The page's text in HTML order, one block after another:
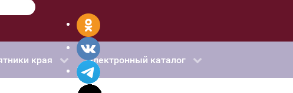
края Электронный каталог